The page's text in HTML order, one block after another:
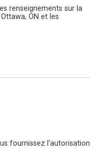
fournissez l'autorisation